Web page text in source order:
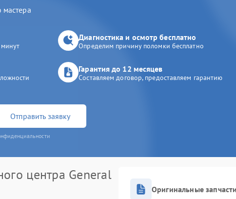
Диагностика и осмотр бесплатно
Определим причину поломки бесплатно
Гарантия до 12 месяцев
Составляем договор, предоставляем гарантию
Отправить заявку
центра General
Оригинальные